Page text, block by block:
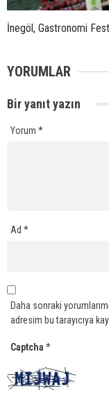
İnegöl, Gastronomi
YORUMLAR
Bir yanıt yazın
Yorum *
Ad *
Daha sonraki
adresim bu tarayıcıya
Captcha *